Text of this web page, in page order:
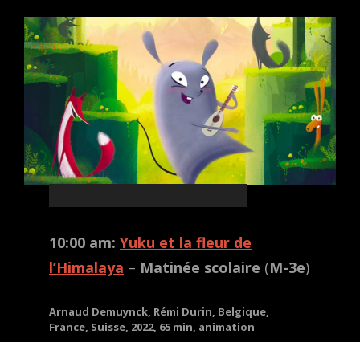
10:00 am: Yuku et la fleur de
l’Himalaya – Matinée scolaire (M-3e)
Arnaud Demuynck, Rémi Durin, Belgique,
France, Suisse, 2022, 65 min, animation